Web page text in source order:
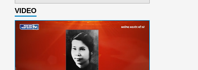
VIDEO